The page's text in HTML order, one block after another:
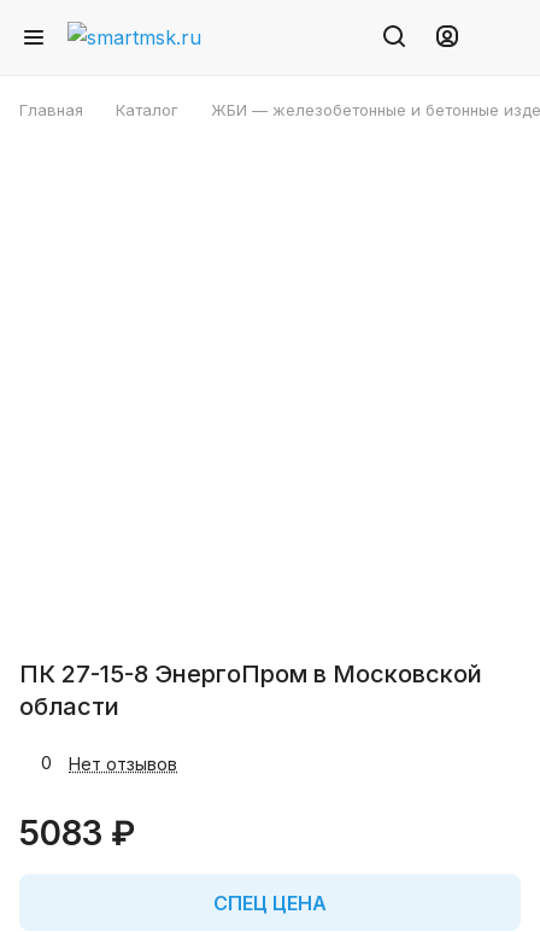
Главная Каталог ЖБИ — железобетонные и бетонные
ПК 27-15-8 ЭнергоПром в Московской
области
0 Нет отзывов
5083 ₽
СПЕЦ ЦЕНА